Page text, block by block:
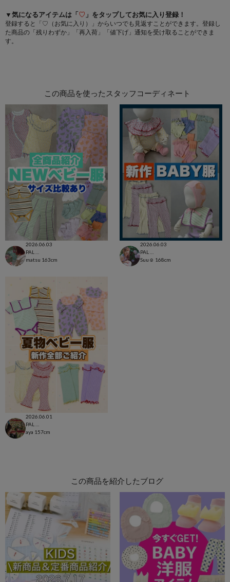
▼気になるアイテムは「♡ 」をタップしてお気に入り登録！
登録すると「♡（お気に入り）」からいつでも見返すことができます。登録し
た商品の「残りわずか」「再入荷」「値下げ」通知を受け取ることができま
す。
この商品を使ったスタッフコーディネート
2026.06.03
matsu 163cm
2026.06.03
Suu☺︎ 168cm
2026.06.01
aya 157cm
この商品を紹介したブログ